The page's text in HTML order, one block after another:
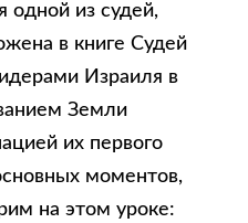
одной из судей,
в книге Судей
Израиля в
Земли
их первого
моментов,
на этом уроке: